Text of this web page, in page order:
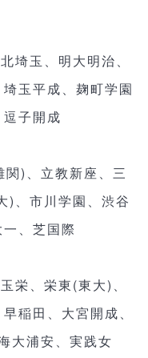
埼玉、明大明治、
玉平成、麹町学園
子開成
)、立教新座、三
)、市川学園、渋谷
、芝国際
栄、栄東(東大)、
稲田、大宮開成、
大浦安、実践女